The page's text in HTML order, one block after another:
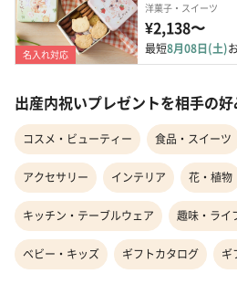
名入れ対応
洋菓子・スイーツ
¥2,138〜
最短8月08日(土)
出産内祝いプレゼントを相手の
コスメ・ビューティー 食品・スイーツ
アクセサリー インテリア 花・植物
キッチン・テーブルウェア 趣味・ライ
ベビー・キッズ ギフトカタログ ギ